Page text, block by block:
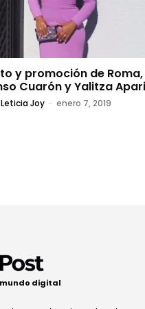
y promoción de Roma,
Cuarón y Yalitza
Leticia Joy - enero 7, 2019
digital